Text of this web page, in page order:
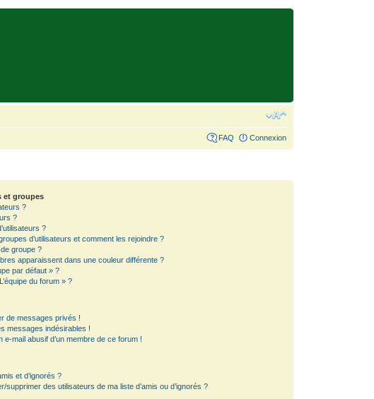
FAQ Connexion
et groupes
?
?
?
d’utilisateurs et comment les rejoindre ?
groupe ?
apparaissent dans une couleur différente ?
par défaut » ?
du forum » ?
de messages privés !
messages indésirables !
e-mail abusif d’un membre de ce forum !
et d’ignorés ?
supprimer des utilisateurs de ma liste d’amis ou d’ignorés ?